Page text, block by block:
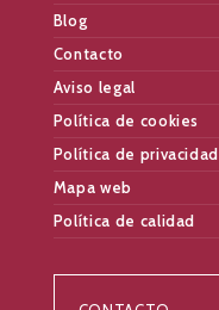
Blog
Contacto
Aviso legal
Política de cookies
Política de privacidad
Mapa web
Política de calidad